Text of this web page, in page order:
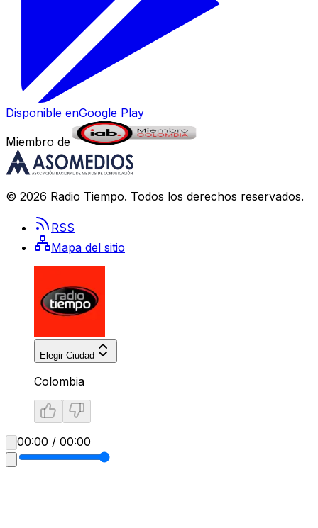
Disponible enGoogle Play
Miembro de
© 2026 Radio Tiempo. Todos los derechos reservados.
RSS
Mapa del sitio
Elegir Ciudad
Colombia
00:00 / 00:00